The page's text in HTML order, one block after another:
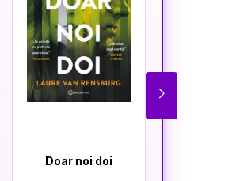
Doar noi doi